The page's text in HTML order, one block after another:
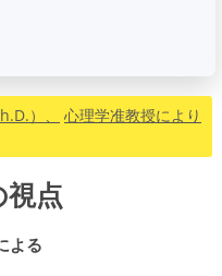
）、
心理学准教授により
点
る